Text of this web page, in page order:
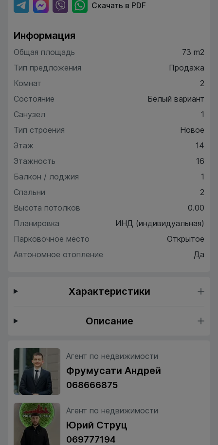
Скачать в PDF
Информация
Общая площадь
73 m2
Тип предложения
Продажа
Комнат
2
Состояние
Белый вариант
Санузел
1
Тип строения
Новое
Этаж
14
Этажность
16
Балкон / лоджия
1
Спальни
2
Высота потолков
0.00
Планировка
ИНД (индивидуальная)
Парковочное место
Открытое
Автономное отопление
Да
Характеристики
Описание
Агент по недвижимости
Фрумусати Андрей
068666875
Агент по недвижимости
Юрий Струц
069777194